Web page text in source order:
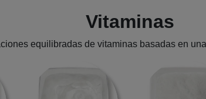
Vitaminas
equilibradas de vitaminas basadas en